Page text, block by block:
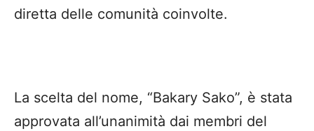
diretta delle comunità coinvolte.
La scelta del nome, “Bakary Sako”, è stata
approvata all’unanimità dai membri del